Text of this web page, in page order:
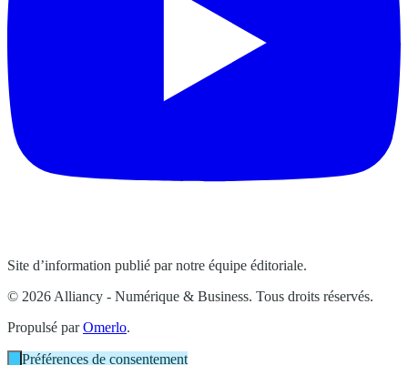
Site d’information publié par notre équipe éditoriale.
© 2026 Alliancy - Numérique & Business. Tous droits réservés.
Propulsé parOmerlo.
Préférences de consentement